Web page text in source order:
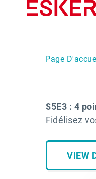
Page
S5E3 : 4
Fidélisez
VIEW